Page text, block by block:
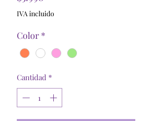
IVA incluido
Color *
Cantidad *